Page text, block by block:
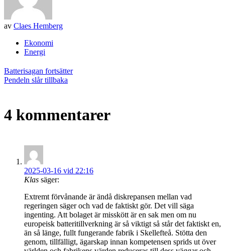
av Claes Hemberg
Ekonomi
Energi
Inläggsnavigering
Batterisagan fortsätter
Pendeln slår tillbaka
4 kommentarer
2025-03-16 vid 22:16
Klas säger:
Extremt förvånande är ändå diskrepansen mellan vad
regeringen säger och vad de faktiskt gör. Det vill säga
ingenting. Att bolaget är misskött är en sak men om nu
europeisk batteritillverkning är så viktigt så står det faktiskt en,
än så länge, fullt fungerande fabrik i Skellefteå. Stötta den
genom, tillfälligt, ägarskap innan kompetensen sprids ut över